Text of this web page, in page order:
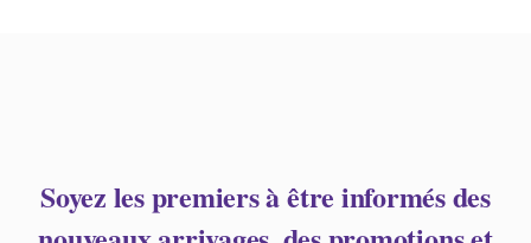
Soyez les premiers à être informés des